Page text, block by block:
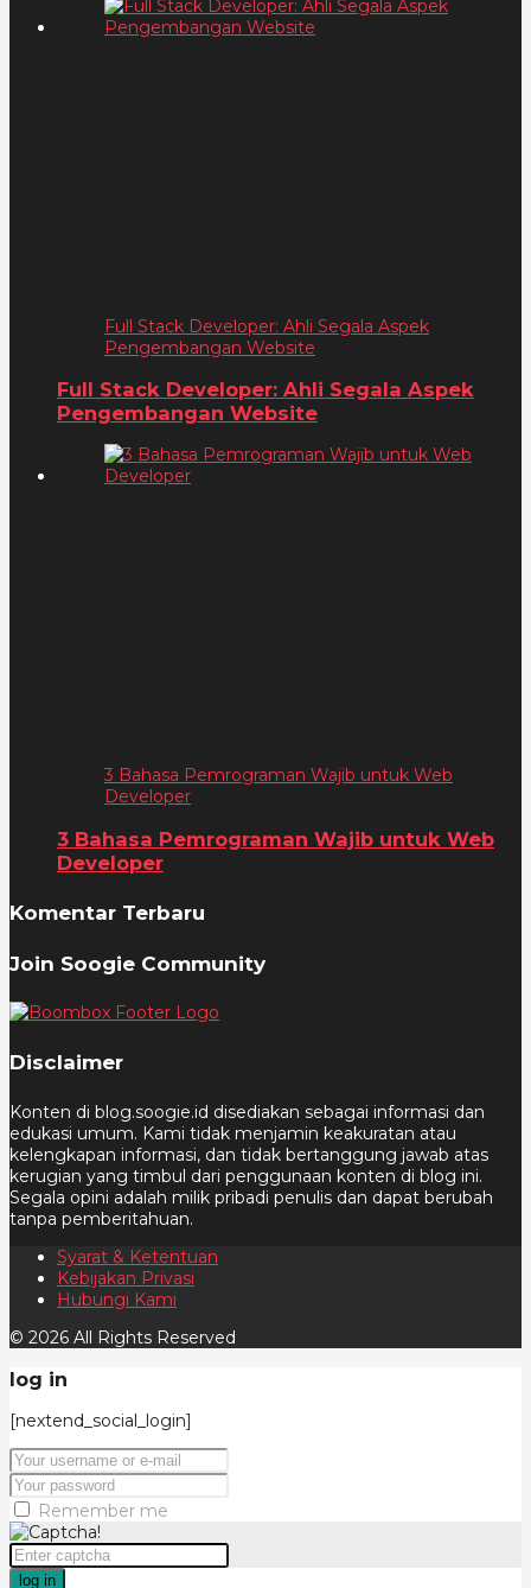
Full Stack Developer: Ahli Segala Aspek
Pengembangan Website
Full Stack Developer: Ahli Segala Aspek
Pengembangan Website
3 Bahasa Pemrograman Wajib untuk Web
Developer
3 Bahasa Pemrograman Wajib untuk Web
Developer
Komentar Terbaru
Join Soogie Community
Disclaimer
Konten di blog.soogie.id disediakan sebagai informasi dan
edukasi umum. Kami tidak menjamin keakuratan atau
kelengkapan informasi, dan tidak bertanggung jawab atas
kerugian yang timbul dari penggunaan konten di blog ini.
Segala opini adalah milik pribadi penulis dan dapat berubah
tanpa pemberitahuan.
Syarat & Ketentuan
Kebijakan Privasi
Hubungi Kami
© 2026 All Rights Reserved
log in
[nextend_social_login]
Remember me
log in